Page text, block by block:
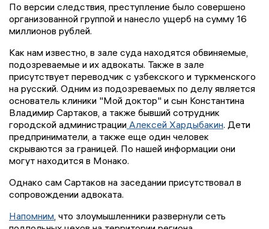
По версии следствия, преступление было совершено
организованной группой и нанесло ущерб на сумму 16
миллионов рублей.
Как нам известно, в зале суда находятся обвиняемые,
подозреваемые и их адвокаты. Также в зале
присутствует переводчик с узбекского и туркменского
на русский. Одним из подозреваемых по делу является
основатель клиники "Мой доктор" и сын Константина
Владимир Сартаков, а также бывший сотрудник
городской администрации Алексей Хардыбакин. Дети
предприниматели, а также еще один человек
скрываются за границей. По нашей информации они
могут находится в Монако.
Однако сам Сартаков на заседании присутствовал в
сопровождении адвоката.
Напомним, что злоумышленники развернули сеть